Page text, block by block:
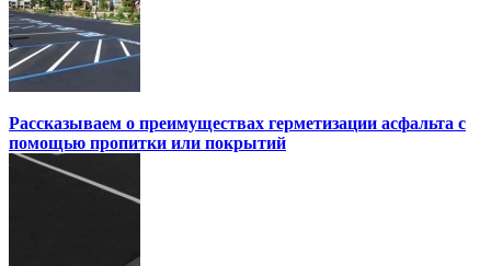
Рассказываем о преимуществах герметизации асфальта с
помощью пропитки или покрытий